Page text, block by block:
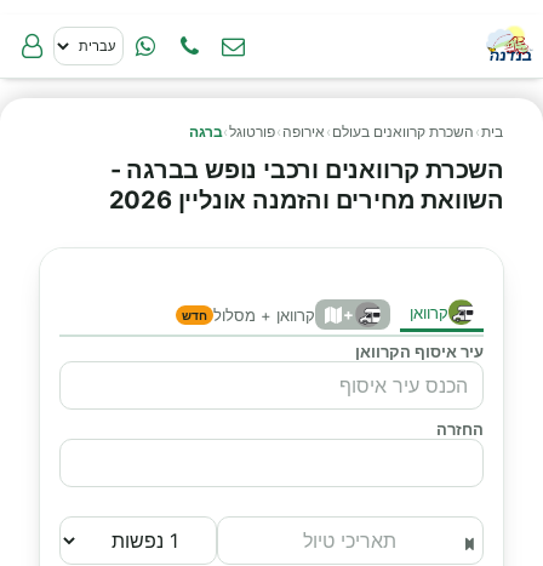
בית› השכרת קרוואנים בעולם › אירופה ›פורטוגל›ברגה
השכרת קרוואנים ורכבי נופש בברגה -
השוואת מחירים והזמנה אונליין 2026
קרוואן + קרוואן + מסלול חדש
עיר איסוף הקרוואן
החזרה